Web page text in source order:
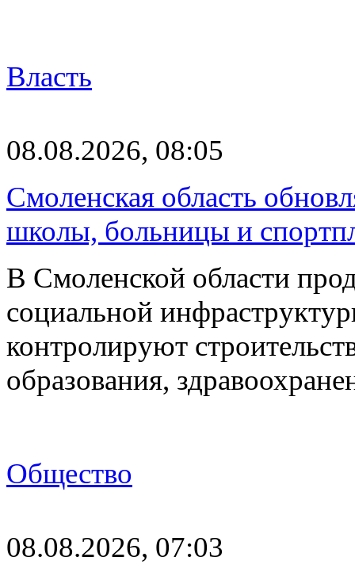
Власть
08.08.2026, 08:05
Смоленская область
школы, больницы и
В Смоленской области
социальной
контролируют
образования,
Общество
08.08.2026, 07:03